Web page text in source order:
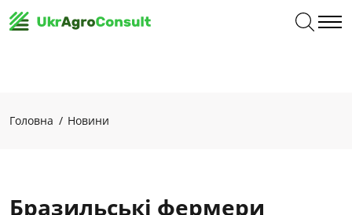
Головна Новини
Бразильські фермери